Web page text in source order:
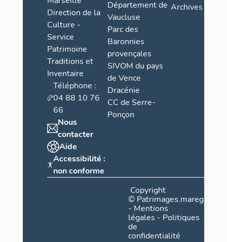
Direction de la
Culture -
Service
Patrimoine
Traditions et
Inventaire
Téléphone :
04 88 10 76
66
Nous
contacter
Aide
Accessibilité :
non conforme
Département de
Vaucluse
Parc des
Baronnies
provençales
SIVOM du pays
de Vence
Dracénie
CC de Serre-
Ponçon
Archives
Copyright
©
- Mentions
légales - Politiques
de
confidentialité